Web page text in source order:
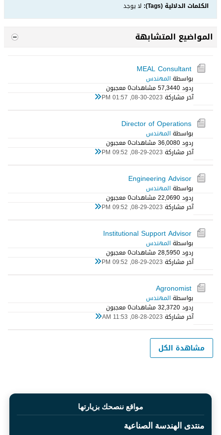
الكلمات الدلالية (Tags): لا يوجد
المواضيع المتشابهة
MEAL Consultant
بواسطةالمهندس
ردود 0 57,344 مشاهدات
0 معجبون
آخر مشاركة 08-30-2023, 01:57 PM
Director of Operations
بواسطةالمهندس
ردود 0 36,008 مشاهدات
0 معجبون
آخر مشاركة 08-29-2023, 09:52 PM
Engineering Advisor
بواسطةالمهندس
ردود 0 22,069 مشاهدات
0 معجبون
آخر مشاركة 08-29-2023, 09:52 PM
Institutional Support Advisor
بواسطةالمهندس
ردود 0 28,595 مشاهدات
0 معجبون
آخر مشاركة 08-29-2023, 09:52 PM
Agronomist
بواسطةالمهندس
ردود 0 32,372 مشاهدات
0 معجبون
آخر مشاركة 08-28-2023, 11:53 AM
مشاهدة الكل
مواقع ننصحك بزيارتها
منتدى الهندسة الصناعية